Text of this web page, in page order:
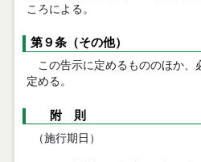
ころによる。
第９条（その他）
この告示に定めるもののほか、
定める。
附 則
（施行期日）